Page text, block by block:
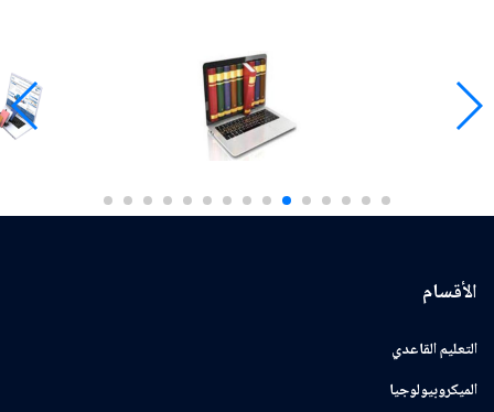
الأقسام
التعليم القاعدي
الميكروبيولوجيا